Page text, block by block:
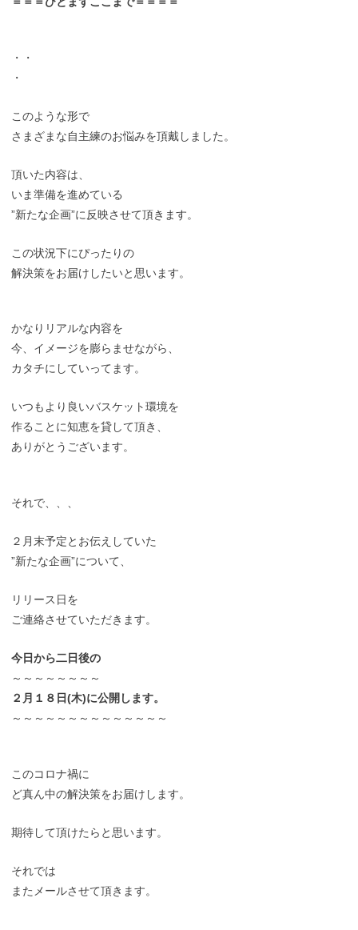
・・
・
このような形で
さまざまな自主練のお悩みを頂戴しました。
頂いた内容は、
いま準備を進めている
”新たな企画”に反映させて頂きます。
この状況下にぴったりの
解決策をお届けしたいと思います。
かなりリアルな内容を
今、イメージを膨らませながら、
カタチにしていってます。
いつもより良いバスケット環境を
作ることに知恵を貸して頂き、
ありがとうございます。
それで、、、
２月末予定とお伝えしていた
”新たな企画”について、
リリース日を
ご連絡させていただきます。
今日から二日後の
～～～～～～～～
２月１８日(木)に公開します。
～～～～～～～～～～～～～～
このコロナ禍に
ど真ん中の解決策をお届けします。
期待して頂けたらと思います。
それでは
またメールさせて頂きます。